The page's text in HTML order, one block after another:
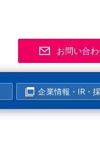
お問い合
企業情報・IR・